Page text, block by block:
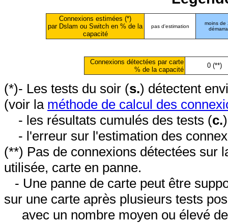
Connexions estimées (*)
par Dslam ou Switch en % de la
capacité
pas d'estimation
moins de
Connexions détectées par carte
% de la capacité
0 (**)
(*)- Les tests du soir (s.) détectent
(voir la méthode de calcul des
- les résultats cumulés des tests (c.
- l'erreur sur l'estimation des
(**) Pas de connexions détectées sur
utilisée, carte en panne.
- Une panne de carte peut être
sur une carte après plusieurs tests
avec un nombre moyen ou élevé